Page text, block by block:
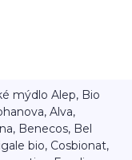
mýdlo Alep, Bio
Alva,
Benecos, Bel
bio, Cosbionat,